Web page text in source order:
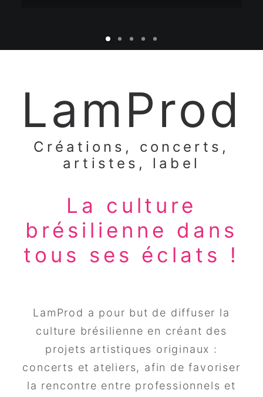
LamProd
Créations, concerts,
artistes, label
La culture
brésilienne dans
tous ses éclats !
LamProd a pour but de diffuser la
culture brésilienne en créant des
projets artistiques originaux :
concerts et ateliers, afin de favoriser
la rencontre entre professionnels et